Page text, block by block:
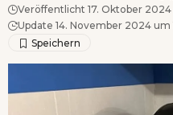
Veröffentlicht 17. Oktober 2024
Update 14. November 2024 um